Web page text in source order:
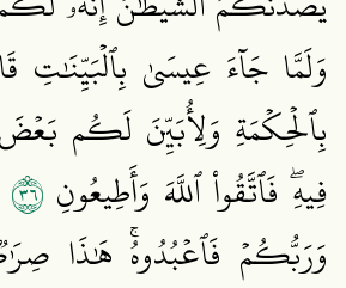
وَلَمَّا جَآءَ عِيسَىٰ
بِٱلۡحِكۡمَةِ وَلِأُبَيِّنَ لَكُم
فِيهِۖ فَٱتَّقُواْ ٱللَّهَ وَأَطِيعُونِ ٦٣
وَرَبُّكُمۡ فَٱعۡبُدُوهُۚ هَٰذَا